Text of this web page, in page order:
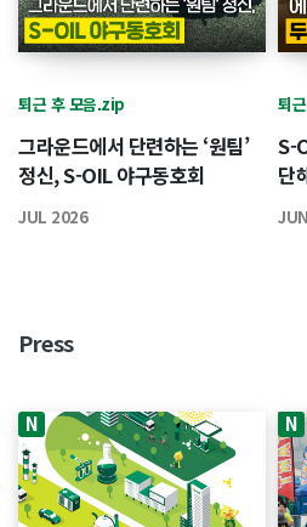
퇴근 후 모음.zip
그라운드에서 단련하는 ‘원팀’
정신, S-OIL 야구동호회
JUL 2026
퇴
S-
단
Press
N N